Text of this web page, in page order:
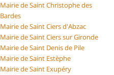
Mairie de Saint Christophe des
Bardes
Mairie de Saint Ciers d'Abzac
Mairie de Saint Ciers sur Gironde
Mairie de Saint Denis de Pile
Mairie de Saint Estèphe
Mairie de Saint Exupéry